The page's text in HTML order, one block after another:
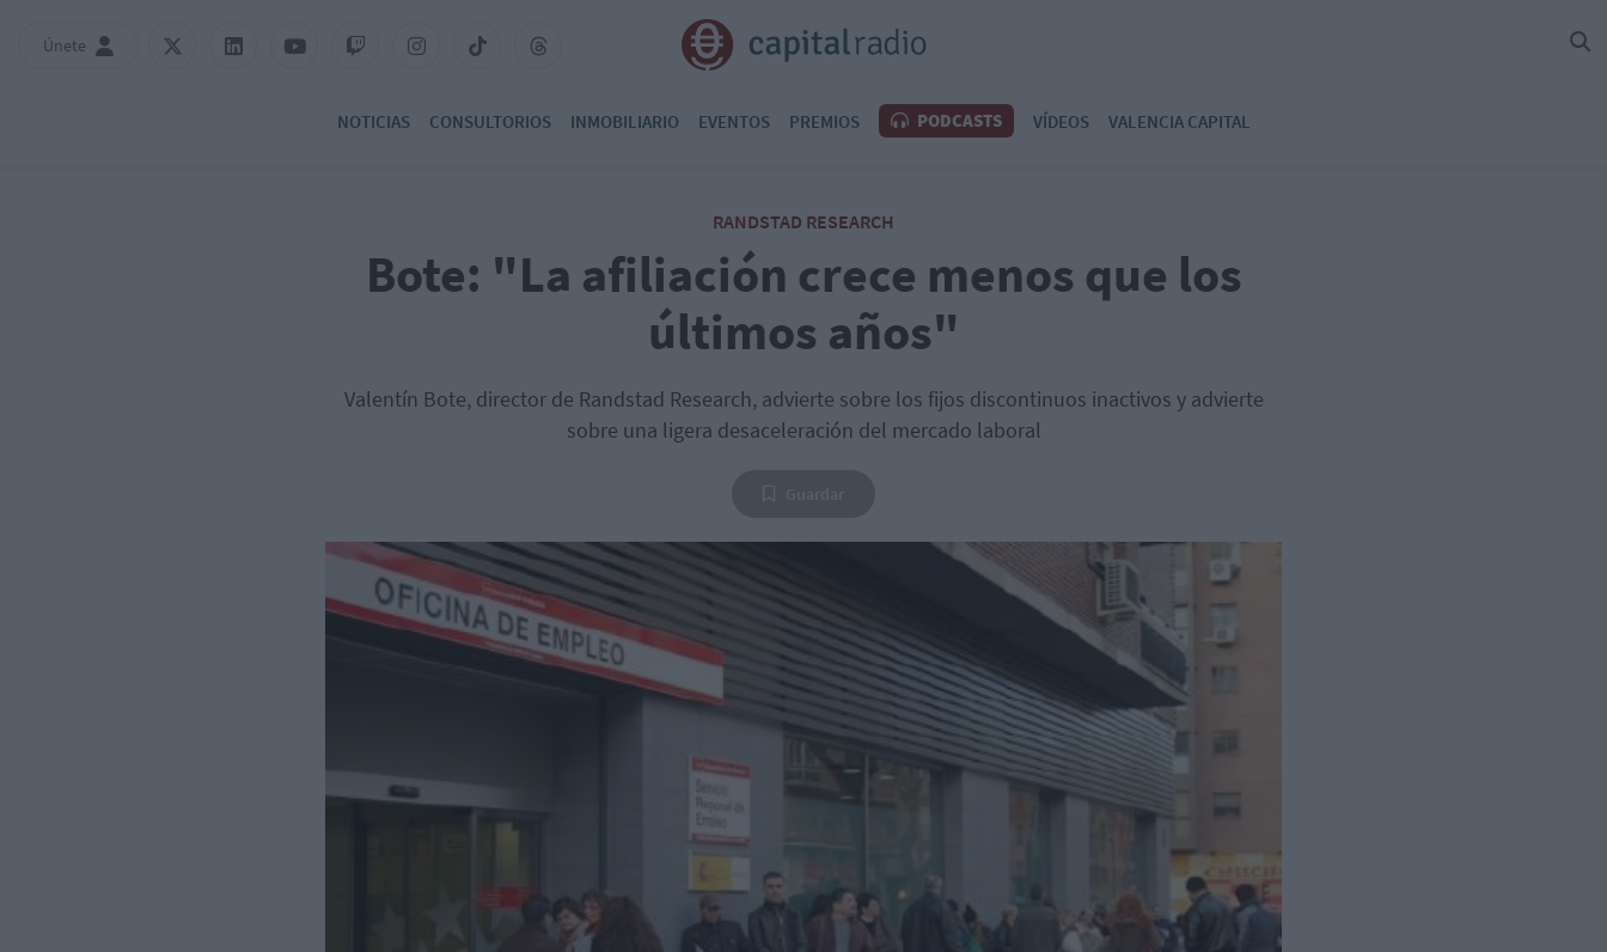
Únete
NOTICIAS CONSULTORIOS INMOBILIARIO EVENTOS PREMIOS PODCASTS VÍDEOS VALENCIA CAPITAL
RANDSTAD RESEARCH
Bote: "La afiliación crece menos que los
últimos años"
Valentín Bote, director de Randstad Research, advierte sobre los fijos discontinuos inactivos y advierte
sobre una ligera desaceleración del mercado laboral